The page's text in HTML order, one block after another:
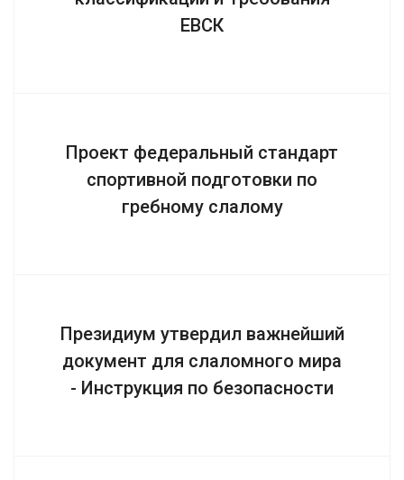
ЕВСК
Проект федеральный стандарт
спортивной подготовки по
гребному слалому
Президиум утвердил важнейший
документ для слаломного мира
- Инструкция по безопасности